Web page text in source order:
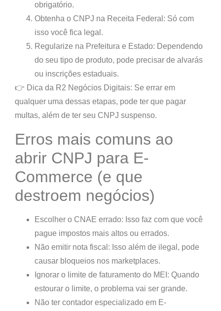
obrigatório.
Obtenha o CNPJ na Receita Federal: Só com
isso você fica legal.
Regularize na Prefeitura e Estado: Dependendo
do seu tipo de produto, pode precisar de alvarás
ou inscrições estaduais.
👉 Dica da R2 Negócios Digitais: Se errar em
qualquer uma dessas etapas, pode ter que pagar
multas, além de ter seu CNPJ suspenso.
Erros mais comuns ao
abrir CNPJ para E-
Commerce (e que
destroem negócios)
Escolher o CNAE errado: Isso faz com que você
pague impostos mais altos ou errados.
Não emitir nota fiscal: Isso além de ilegal, pode
causar bloqueios nos marketplaces.
Ignorar o limite de faturamento do MEI: Quando
estourar o limite, o problema vai ser grande.
Não ter contador especializado em E-